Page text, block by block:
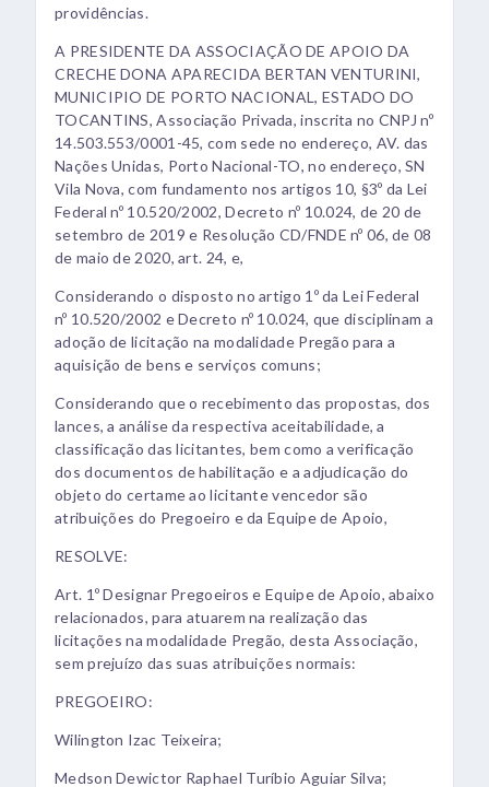
providências.
A PRESIDENTE DA ASSOCIAÇÃO DE APOIO DA
CRECHE DONA APARECIDA BERTAN VENTURINI,
MUNICIPIO DE PORTO NACIONAL, ESTADO DO
TOCANTINS, Associação Privada, inscrita no CNPJ nº
14.503.553/0001-45, com sede no endereço, AV. das
Nações Unidas, Porto Nacional-TO, no endereço, SN
Vila Nova, com fundamento nos artigos 10, §3º da Lei
Federal nº 10.520/2002, Decreto nº 10.024, de 20 de
setembro de 2019 e Resolução CD/FNDE nº 06, de 08
de maio de 2020, art. 24, e,
Considerando o disposto no artigo 1º da Lei Federal
nº 10.520/2002 e Decreto nº 10.024, que disciplinam a
adoção de licitação na modalidade Pregão para a
aquisição de bens e serviços comuns;
Considerando que o recebimento das propostas, dos
lances, a análise da respectiva aceitabilidade, a
classificação das licitantes, bem como a verificação
dos documentos de habilitação e a adjudicação do
objeto do certame ao licitante vencedor são
atribuições do Pregoeiro e da Equipe de Apoio,
RESOLVE:
Art. 1º Designar Pregoeiros e Equipe de Apoio, abaixo
relacionados, para atuarem na realização das
licitações na modalidade Pregão, desta Associação,
sem prejuízo das suas atribuições normais:
PREGOEIRO:
Wilington Izac Teixeira;
Medson Dewictor Raphael Turíbio Aguiar Silva;